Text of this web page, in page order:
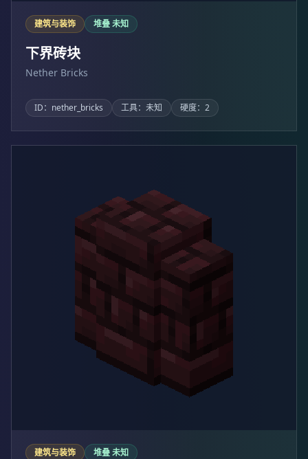
建筑与装饰 堆叠 未知
下界砖块
Nether Bricks
ID：nether_bricks 工具：未知 硬度：2
建筑与装饰 堆叠 未知